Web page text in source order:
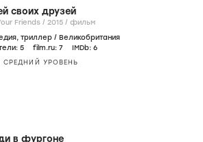
своих друзей
Kill Your Friends / 2015 / фильм
, триллер / Великобритания
5 film.ru: 7 IMDb: 6
СРЕДНИЙ УРОВЕНЬ
в фургоне